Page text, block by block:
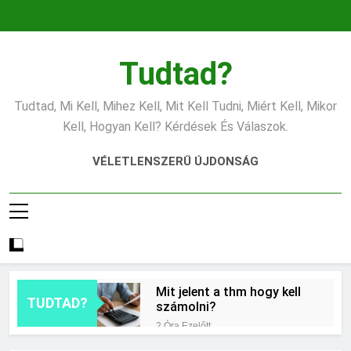
Tudtad?
Tudtad, Mi Kell, Mihez Kell, Mit Kell Tudni, Miért Kell, Mikor
Kell, Hogyan Kell? Kérdések És Válaszok.
VÉLETLENSZERŰ ÚJDONSÁG
TUDTAD?
Mit jelent a thm hogy kell
számolni?
2 Óra Ezelőtt